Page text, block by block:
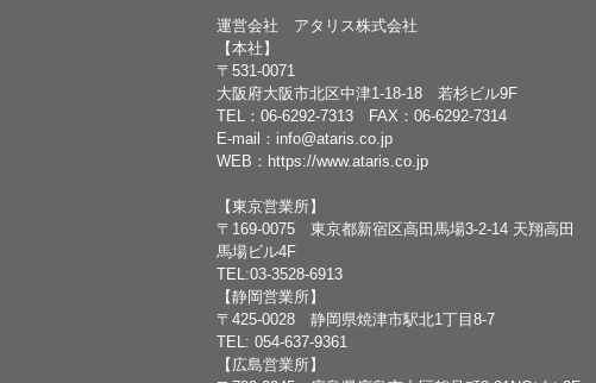
運営会社 アタリス株式会社
【本社】
〒531-0071
大阪府大阪市北区中津1-18-18 若杉ビル9F
TEL： 06-6292-7313 FAX：06-6292-7314
E-mail： info@ataris.co.jp
WEB： https://www.ataris.co.jp
【東京営業所】
〒169-0075 東京都新宿区高田馬場3-2-14 天翔高田
馬場ビル4F
TEL:03-3528-6913
【静岡営業所】
〒425-0028 静岡県焼津市駅北1丁目8-7
TEL: 054-637-9361
【広島営業所】